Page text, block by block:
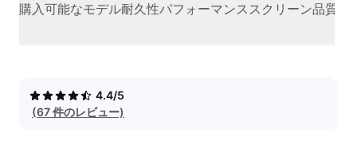
購入可能なモデル耐久性パフォーマンススクリーン品質
4.4/5
(67 件のレビュー)